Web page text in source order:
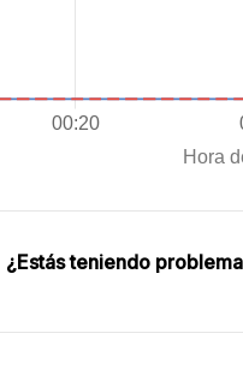
¿Estás teniendo